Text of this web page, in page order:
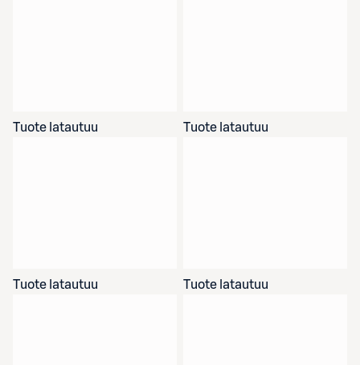
Tuote latautuu Tuote latautuu
Tuote latautuu Tuote latautuu